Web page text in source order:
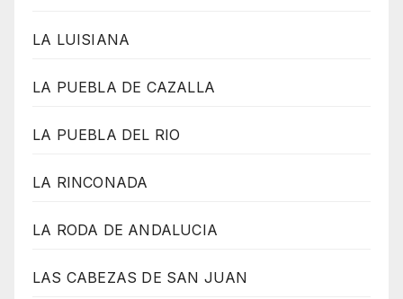
LA LUISIANA
LA PUEBLA DE CAZALLA
LA PUEBLA DEL RIO
LA RINCONADA
LA RODA DE ANDALUCIA
LAS CABEZAS DE SAN JUAN